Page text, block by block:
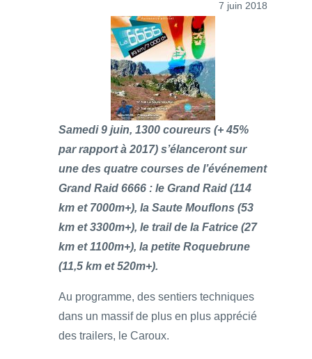
7 juin 2018
Samedi 9 juin, 1300 coureurs (+ 45%
par rapport à 2017) s’élanceront sur
une des quatre courses de l’événement
Grand Raid 6666 : le Grand Raid (114
km et 7000m+), la Saute Mouflons (53
km et 3300m+), le trail de la Fatrice (27
km et 1100m+), la petite Roquebrune
(11,5 km et 520m+).
Au programme, des sentiers techniques
dans un massif de plus en plus apprécié
des trailers, le Caroux.